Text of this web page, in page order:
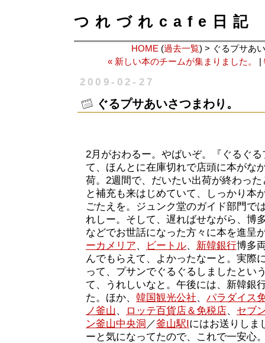
つれづれcafe日記
HOME (過去一覧) > ぐるプサあ
« 新しい本のチームが集まりました。
2009-02-27
ぐるプサあいさつまわり。
2月がおわるー。やばいぞ。『ぐるぐ
て、ほんとに在庫切れで店頭に本がな
荷。2週間で、だいたい出荷が終わっ
と補充も来はじめていて、しっかり本
ごたえを。ジュンク堂のガイド部門で
れしー。そして、遅ればせながら、博
などでお世話になった方々に本を進呈
ーカメリア、 ビートル、 新韓銀行博多
んでもらえて、よかったなーと。実際
って、プサンでぐるぐるしましたとい
て、うれしいなと。午後には、新韓銀
た。ほか、 韓国観光公社、 パラダイス
ノ釜山 、 ロッテ百貨店＆免税店、 セブ
ン釜山中央洞 ／釜山駅Iにはお送りしま
ーと気になってたので、これで一安心